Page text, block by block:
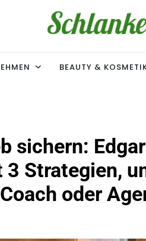
List.de
ADIPOSITAS? SIE SIND
BEAUTY &
sichern:
3 Strategien,
oder